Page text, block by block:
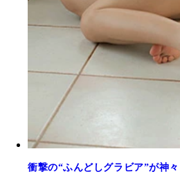
衝撃の“ふんどしグラビア”が神